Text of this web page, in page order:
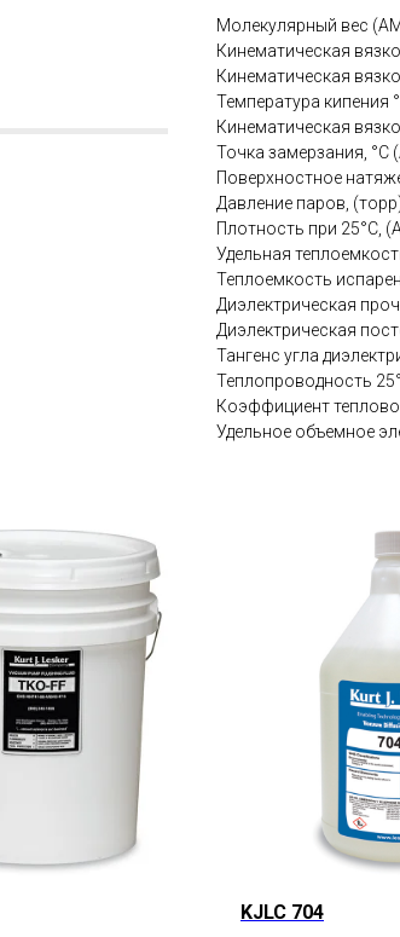
Молекулярный вес
Кинематическая
Кинематическая
Температура кипения
Кинематическая
Точка замерзания, °С
Поверхностное
Давление паров,
Плотность при 25°С,
Удельная
Теплоемкость
Диэлектрическая
Диэлектрическая
Тангенс угла
Теплопроводность
Коэффициент
Удельное объемное
KJLC 704